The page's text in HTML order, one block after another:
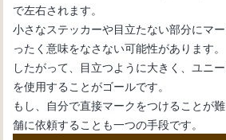
で左右されます。
小さなステッカーや目立たない部分にマ
ったく意味をなさない可能性があります。
したがって、目立つように大きく、ユニ
を使用することがゴールです。
もし、自分で直接マークをつけることが
舗に依頼することも一つの手段です。